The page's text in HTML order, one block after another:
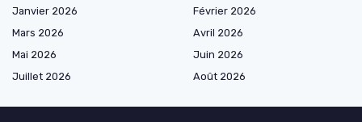
Janvier 2026
Février 2026
Mars 2026
Avril 2026
Mai 2026
Juin 2026
Juillet 2026
Août 2026